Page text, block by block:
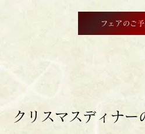
フェアのご
クリスマスディナー